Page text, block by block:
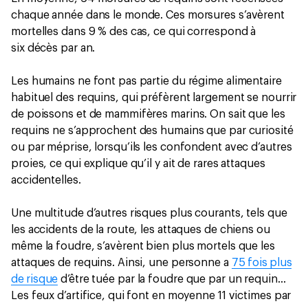
chaque année dans le monde. Ces morsures s’avèrent
mortelles dans 9 % des cas, ce qui correspond à
six décès par an.
Les humains ne font pas partie du régime alimentaire
habituel des requins, qui préfèrent largement se nourrir
de poissons et de mammifères marins. On sait que les
requins ne s’approchent des humains que par curiosité
ou par méprise, lorsqu’ils les confondent avec d’autres
proies, ce qui explique qu’il y ait de rares attaques
accidentelles.
Une multitude d’autres risques plus courants, tels que
les accidents de la route, les attaques de chiens ou
même la foudre, s’avèrent bien plus mortels que les
attaques de requins. Ainsi, une personne a 75 fois plus
de risque d’être tuée par la foudre que par un requin…
Les feux d’artifice, qui font en moyenne 11 victimes par